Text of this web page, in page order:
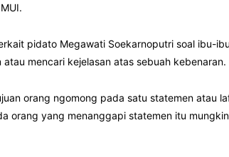
pidato Megawati Soekarnoputri soal ibu-
mencari kejelasan atas sebuah kebenaran.
orang ngomong pada satu statemen atau
orang yang menanggapi statemen itu